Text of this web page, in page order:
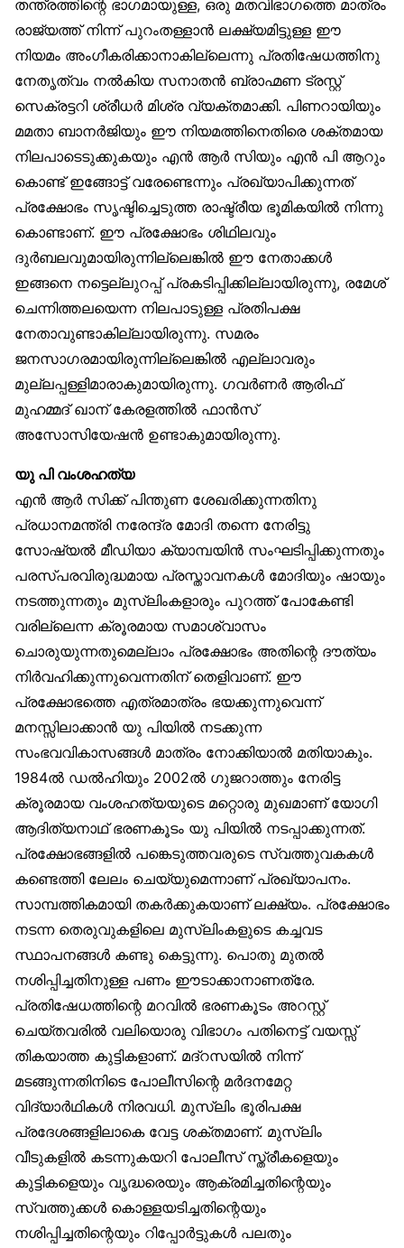
തന്ത്രത്തിന്റെ ഭാഗമായുള്ള, ഒരു മതവിഭാഗത്തെ മാത്രം
രാജ്യത്ത് നിന്ന് പുറംതള്ളാൻ ലക്ഷ്യമിട്ടുള്ള ഈ
നിയമം അംഗീകരിക്കാനാകില്ലെന്നു പ്രതിഷേധത്തിനു
നേതൃത്വം നൽകിയ സനാതൻ ബ്രാഹ്മണ ട്രസ്റ്റ്
സെക്രട്ടറി ശ്രീധർ മിശ്ര വ്യക്തമാക്കി. പിണറായിയും
മമതാ ബാനർജിയും ഈ നിയമത്തിനെതിരെ ശക്തമായ
നിലപാടെടുക്കുകയും എൻ ആർ സിയും എൻ പി ആറും
കൊണ്ട് ഇങ്ങോട്ട് വരേണ്ടെന്നും പ്രഖ്യാപിക്കുന്നത്
പ്രക്ഷോഭം സൃഷ്ടിച്ചെടുത്ത രാഷ്ട്രീയ ഭൂമികയിൽ നിന്നു
കൊണ്ടാണ്. ഈ പ്രക്ഷോഭം ശിഥിലവും
ദുർബലവുമായിരുന്നില്ലെങ്കിൽ ഈ നേതാക്കൾ
ഇങ്ങനെ നട്ടെല്ലുറപ്പ് പ്രകടിപ്പിക്കില്ലായിരുന്നു, രമേശ്
ചെന്നിത്തലയെന്ന നിലപാടുള്ള പ്രതിപക്ഷ
നേതാവുണ്ടാകില്ലായിരുന്നു. സമരം
ജനസാഗരമായിരുന്നില്ലെങ്കിൽ എല്ലാവരും
മുല്ലപ്പള്ളിമാരാകുമായിരുന്നു. ഗവർണർ ആരിഫ്
മുഹമ്മദ് ഖാന് കേരളത്തിൽ ഫാൻസ്
അസോസിയേഷൻ ഉണ്ടാകുമായിരുന്നു.
യു പി വംശഹത്യ
എൻ ആർ സിക്ക് പിന്തുണ ശേഖരിക്കുന്നതിനു
പ്രധാനമന്ത്രി നരേന്ദ്ര മോദി തന്നെ നേരിട്ടു
സോഷ്യൽ മീഡിയാ ക്യാമ്പയിൻ സംഘടിപ്പിക്കുന്നതും
പരസ്പരവിരുദ്ധമായ പ്രസ്താവനകൾ മോദിയും ഷായും
നടത്തുന്നതും മുസ്‌ലിംകളാരും പുറത്ത് പോകേണ്ടി
വരില്ലെന്ന ക്രൂരമായ സമാശ്വാസം
ചൊരുയുന്നതുമെല്ലാം പ്രക്ഷോഭം അതിന്റെ ദൗത്യം
നിർവഹിക്കുന്നുവെന്നതിന് തെളിവാണ്. ഈ
പ്രക്ഷോഭത്തെ എത്രമാത്രം ഭയക്കുന്നുവെന്ന്
മനസ്സിലാക്കാൻ യു പിയിൽ നടക്കുന്ന
സംഭവവികാസങ്ങൾ മാത്രം നോക്കിയാൽ മതിയാകും.
1984ൽ ഡൽഹിയും 2002ൽ ഗുജറാത്തും നേരിട്ട
ക്രൂരമായ വംശഹത്യയുടെ മറ്റൊരു മുഖമാണ് യോഗി
ആദിത്യനാഥ് ഭരണകൂടം യു പിയിൽ നടപ്പാക്കുന്നത്.
പ്രക്ഷോഭങ്ങളിൽ പങ്കെടുത്തവരുടെ സ്വത്തുവകകൾ
കണ്ടെത്തി ലേലം ചെയ്യുമെന്നാണ് പ്രഖ്യാപനം.
സാമ്പത്തികമായി തകർക്കുകയാണ് ലക്ഷ്യം. പ്രക്ഷോഭം
നടന്ന തെരുവുകളിലെ മുസ്‌ലിംകളുടെ കച്ചവട
സ്ഥാപനങ്ങൾ കണ്ടു കെട്ടുന്നു. പൊതു മുതൽ
നശിപ്പിച്ചതിനുള്ള പണം ഈടാക്കാനാണത്രേ.
പ്രതിഷേധത്തിന്റെ മറവിൽ ഭരണകൂടം അറസ്റ്റ്
ചെയ്തവരിൽ വലിയൊരു വിഭാഗം പതിനെട്ട് വയസ്സ്
തികയാത്ത കുട്ടികളാണ്. മദ്‌റസയിൽ നിന്ന്
മടങ്ങുന്നതിനിടെ പോലീസിന്റെ മർദനമേറ്റ
വിദ്യാർഥികൾ നിരവധി. മുസ്‌ലിം ഭൂരിപക്ഷ
പ്രദേശങ്ങളിലാകെ വേട്ട ശക്തമാണ്. മുസ്‌ലിം
വീടുകളിൽ കടന്നുകയറി പോലീസ് സ്ത്രീകളെയും
കുട്ടികളെയും വൃദ്ധരെയും ആക്രമിച്ചതിന്റെയും
സ്വത്തുക്കൾ കൊള്ളയടിച്ചതിന്റെയും
നശിപ്പിച്ചതിന്റെയും റിപ്പോർട്ടുകൾ പലതും